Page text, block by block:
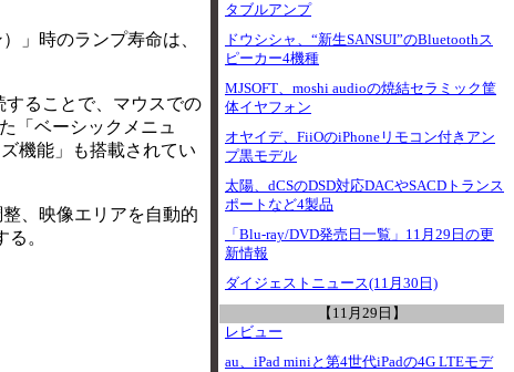
」時のランプ寿命は、
ることで、マウスでの
「ベーシックメニュ
機能」も搭載されてい
、映像エリアを自動的
。
タブルアンプ
ドウシシャ、“新生SANSUI”のBluetoothス
ピーカー4機種
MJSOFT、moshi audioの焼結セラミック筐
体イヤフォン
オヤイデ、FiiOのiPhoneリモコン付きアン
プ黒モデル
太陽、dCSのDSD対応DACやSACDトランス
ポートなど4製品
「Blu-ray/DVD発売日一覧」11月29日の更
新情報
ダイジェストニュース(11月30日)
【11月29日】
レビュー
au、iPad miniと第4世代iPadの4G LTEモデ